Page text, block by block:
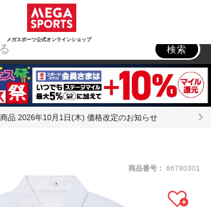
メガスポーツ公式オンラインショップ
ウトドア
検索
品 2026年10月1日(木) 価格改定のお知らせ
商品番号： 86780301